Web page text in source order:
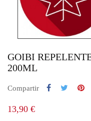
GOIBI
200ML
Compartir
13,90 €